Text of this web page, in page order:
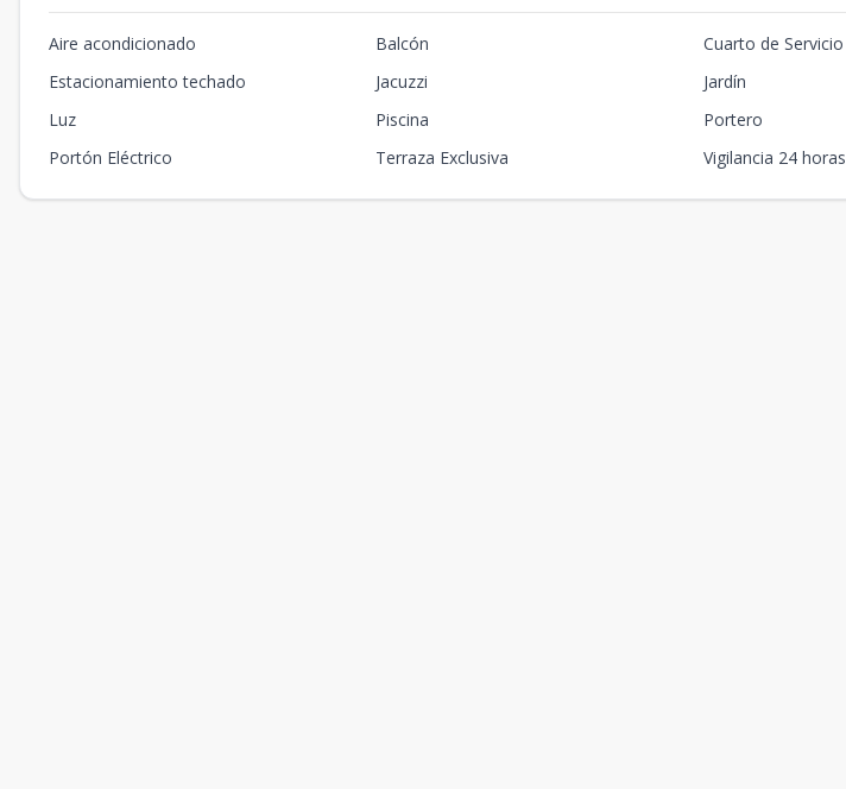
Aire acondicionado Balcón
Cuarto de Servicio
Estacionamiento techado
Jacuzzi
Jardín
Luz
Piscina
Portero
Portón Eléctrico
Terraza Exclusiva Vigilancia 24 horas